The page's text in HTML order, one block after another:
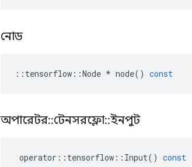
নোড
:: tensorflow ::Node * node() const
অপারেটর::টেনসরফ্লো::ইনপুট
operator :: tensorflow :: Input() const